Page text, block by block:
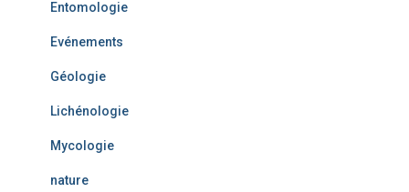
Entomologie
Evénements
Géologie
Lichénologie
Mycologie
nature